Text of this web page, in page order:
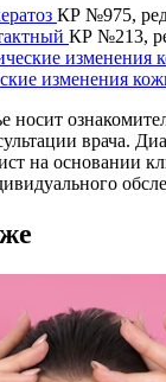
КР №975,
КР №213,
изменения
изменения
носит
врача.
на основании